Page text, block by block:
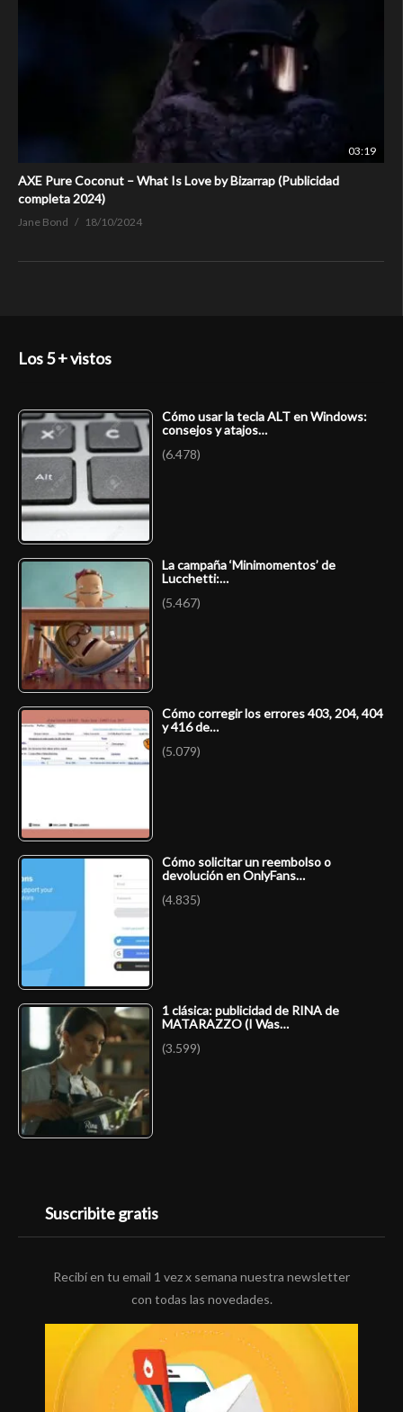
03:19
AXE Pure Coconut – What Is Love by Bizarrap (Publicidad
completa 2024)
Jane Bond 18/10/2024
Los 5 + vistos
Cómo usar la tecla ALT en Windows:
consejos y atajos…
(6.478)
La campaña ‘Minimomentos’ de
Lucchetti:…
(5.467)
Cómo corregir los errores 403, 204, 404
y 416 de…
(5.079)
Cómo solicitar un reembolso o
devolución en OnlyFans…
(4.835)
1 clásica: publicidad de RINA de
MATARAZZO (I Was…
(3.599)
Suscribite gratis
Recibí en tu email 1 vez x semana nuestra newsletter
con todas las novedades.